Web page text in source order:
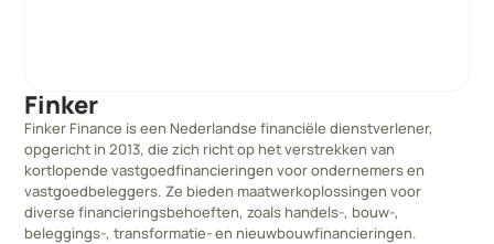
Finker
Finker Finance is een Nederlandse financiële dienstverlener,
opgericht in 2013, die zich richt op het verstrekken van
kortlopende vastgoedfinancieringen voor ondernemers en
vastgoedbeleggers. Ze bieden maatwerkoplossingen voor
diverse financieringsbehoeften, zoals handels-, bouw-,
beleggings-, transformatie- en nieuwbouwfinancieringen.